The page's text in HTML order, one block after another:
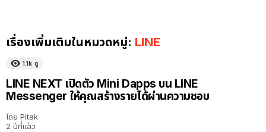
เรื่องเพิ่มเติมในหมวดหมู่: LINE
1.1k ดู
LINE NEXT เปิดตัว Mini Dapps บน LINE
Messenger ให้คุณสร้างรายได้ผ่านความชอบ
โดย Pitak
2 ปีที่แล้ว